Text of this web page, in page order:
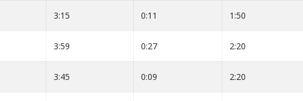
3:15 0:11 1:50
3:59 0:27 2:20
3:45 0:09 2:20